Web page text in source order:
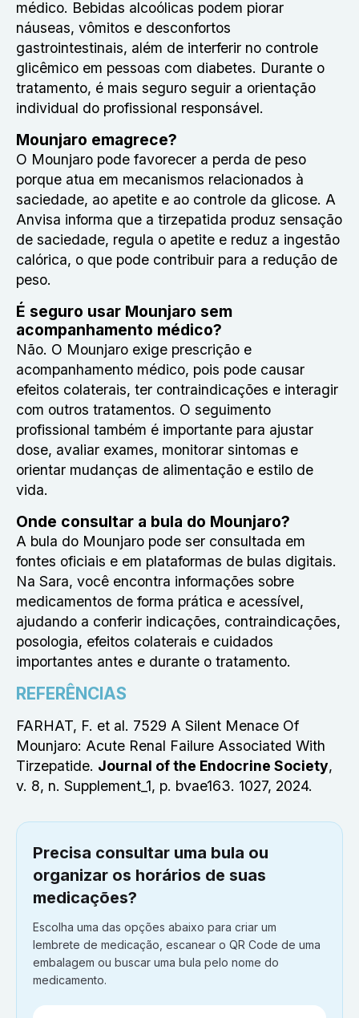
médico. Bebidas alcoólicas podem piorar
náuseas, vômitos e desconfortos
gastrointestinais, além de interferir no controle
glicêmico em pessoas com diabetes. Durante o
tratamento, é mais seguro seguir a orientação
individual do profissional responsável.
Mounjaro emagrece?
O Mounjaro pode favorecer a perda de peso
porque atua em mecanismos relacionados à
saciedade, ao apetite e ao controle da glicose. A
Anvisa informa que a tirzepatida produz sensação
de saciedade, regula o apetite e reduz a ingestão
calórica, o que pode contribuir para a redução de
peso.
É seguro usar Mounjaro sem
acompanhamento médico?
Não. O Mounjaro exige prescrição e
acompanhamento médico, pois pode causar
efeitos colaterais, ter contraindicações e interagir
com outros tratamentos. O seguimento
profissional também é importante para ajustar
dose, avaliar exames, monitorar sintomas e
orientar mudanças de alimentação e estilo de
vida.
Onde consultar a bula do Mounjaro?
A bula do Mounjaro pode ser consultada em
fontes oficiais e em plataformas de bulas digitais.
Na Sara, você encontra informações sobre
medicamentos de forma prática e acessível,
ajudando a conferir indicações, contraindicações,
posologia, efeitos colaterais e cuidados
importantes antes e durante o tratamento.
REFERÊNCIAS
FARHAT, F. et al. 7529 A Silent Menace Of
Mounjaro: Acute Renal Failure Associated With
Tirzepatide. Journal of the Endocrine Society,
v. 8, n. Supplement_1, p. bvae163. 1027, 2024.
Precisa consultar uma bula ou
organizar os horários de suas
medicações?
Escolha uma das opções abaixo para criar um
lembrete de medicação, escanear o QR Code de uma
embalagem ou buscar uma bula pelo nome do
medicamento.